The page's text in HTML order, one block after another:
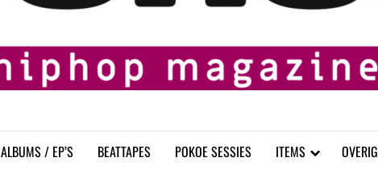
ALBUMS / EP’S BEATTAPES POKOE SESSIES ITEMS OVERIG